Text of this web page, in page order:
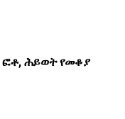
ፎቶ, ሕይወት የመቆያ